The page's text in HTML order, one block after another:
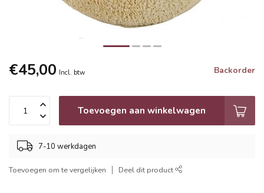
€45,00 Incl. btw Backorder
Toevoegen aan winkelwagen
7-10 werkdagen
Toevoegen om te vergelijken Deel dit product